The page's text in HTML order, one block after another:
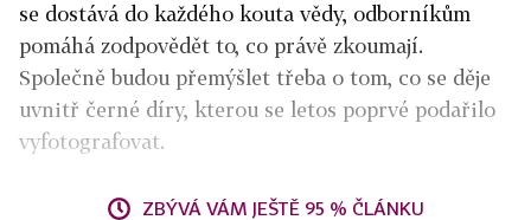
se dostává do každého kouta vědy, odborníkům
pomáhá zodpovědět to, co právě zkoumají.
Společně budou přemýšlet třeba o tom, co se děje
uvnitř černé díry, kterou se letos poprvé podařilo
vyfotografovat.
ZBÝVÁ VÁM JEŠTĚ 95 % ČLÁNKU